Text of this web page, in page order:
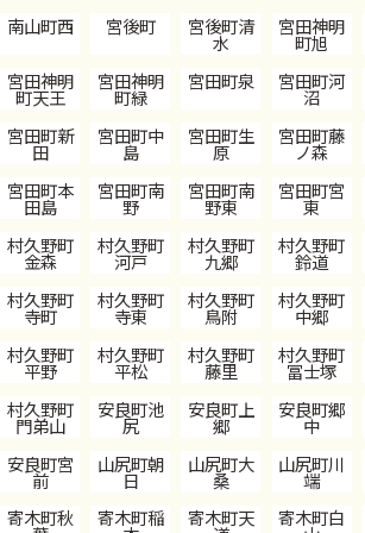
南山町西 宮後町 宮後町清
水
宮田神明
町旭
宮田神明
町天王
宮田神明
町緑
宮田町泉 宮田町河
沼
宮田町新
田
宮田町中
島
宮田町生
原
宮田町藤
ノ森
宮田町本
田島
宮田町南
野
宮田町南
野東
宮田町宮
東
村久野町
金森
村久野町
河戸
村久野町
九郷
村久野町
鈴道
村久野町
寺町
村久野町
寺東
村久野町
鳥附
村久野町
中郷
村久野町
平野
村久野町
平松
村久野町
藤里
村久野町
冨士塚
村久野町
門弟山
安良町池
尻
安良町上
郷
安良町郷
中
安良町宮
前
山尻町朝
日
山尻町大
桑
山尻町川
端
寄木町秋
寄木町稲 寄木町天 寄木町白